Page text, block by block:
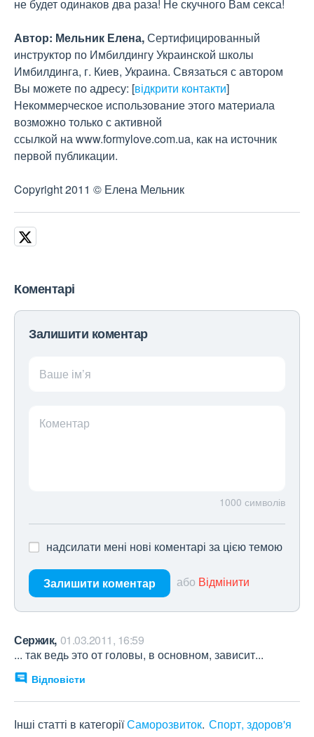
не будет одинаков два раза! Не скучного Вам секса!
Автор: Мельник Елена,Сертифицированный
инструктор по Имбилдингу Украинской школы
Имбилдинга, г. Киев, Украина. Связаться с автором
Вы можете по адресу: [відкрити контакти]
Некоммерческое использование этого материала
возможно только с активной
ссылкой на www.formylove.com.ua, как на источник
первой публикации.
Copyright 2011 © Елена Мельник
Коментарі
Залишити коментар
Ваше ім’я
Коментар
1000 символів
надсилати мені нові коментарі за цією темою
Залишити коментар або Відмінити
Сержик, 01.03.2011, 16:59
... так ведь это от головы, в основном, зависит...
Відповісти
Інші статті в категоріїСаморозвиток Спорт, здоров'я